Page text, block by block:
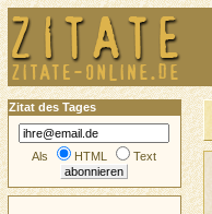
Zitat des Tages
Als HTML Text